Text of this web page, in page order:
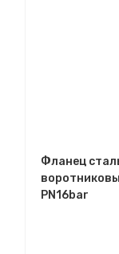
Фланец
PN16bar